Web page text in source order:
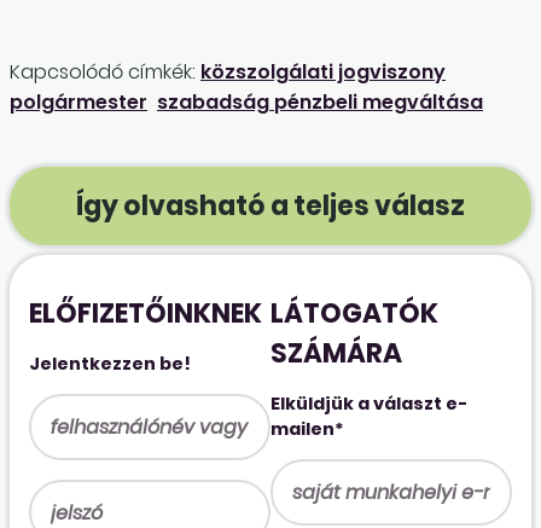
Kapcsolódó címkék: közszolgálati jogviszony
polgármester szabadság pénzbeli megváltása
Így olvasható a teljes válasz
ELŐFIZETŐINKNEK
Jelentkezzen be!
LÁTOGATÓK
SZÁMÁRA
Elküldjük a választ e-
mailen*